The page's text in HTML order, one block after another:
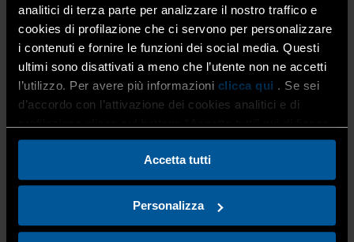
analitici di terza parte per analizzare il nostro traffico e
cookies di profilazione che ci servono per personalizzare
i contenuti e fornire le funzioni dei social media. Questi
ultimi sono disattivati a meno che l’utente non ne accetti
l’utilizzo. Per avere più informazioni clicca qui . Se sei
d’accordo con l’attivazione dei cookies analitici e di
Accetta tutti
Personalizza